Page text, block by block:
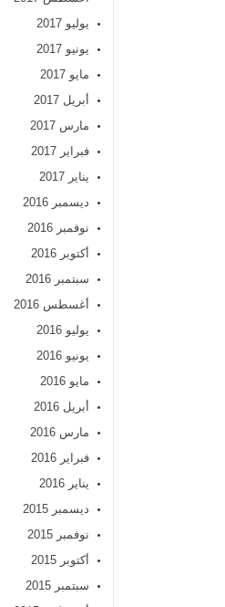
يوليو 2017
يونيو 2017
مايو 2017
أبريل 2017
مارس 2017
فبراير 2017
يناير 2017
ديسمبر 2016
نوفمبر 2016
أكتوبر 2016
سبتمبر 2016
أغسطس 2016
يوليو 2016
يونيو 2016
مايو 2016
أبريل 2016
مارس 2016
فبراير 2016
يناير 2016
ديسمبر 2015
نوفمبر 2015
أكتوبر 2015
سبتمبر 2015